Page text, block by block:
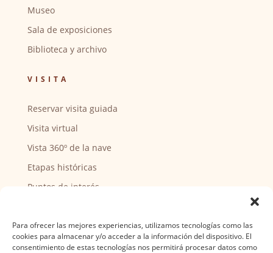
Para ofrecer las mejores experiencias, utilizamos tecnologías como las
cookies para almacenar y/o acceder a la información del dispositivo. El
consentimiento de estas tecnologías nos permitirá procesar datos como
Museo
Sala de exposiciones
Biblioteca y archivo
VISITA
Reservar visita guiada
Visita virtual
Vista 360º de la nave
Etapas históricas
Puntos de interés
Actividades y horarios